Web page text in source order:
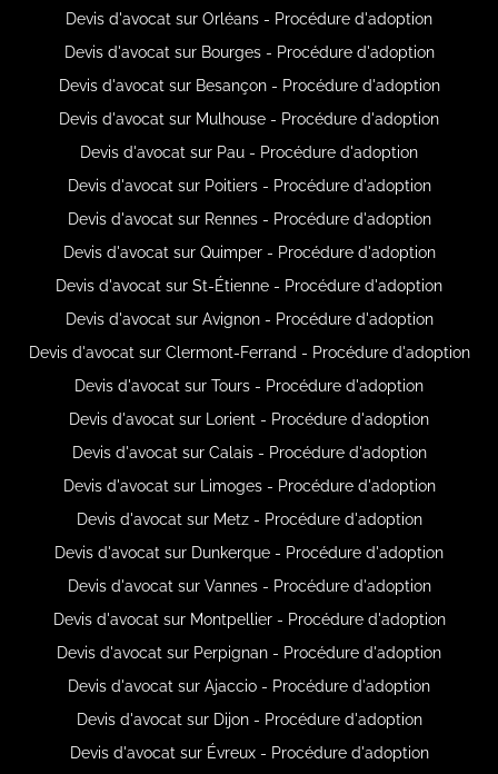
Devis d'avocat sur Orléans - Procédure d'adoption
Devis d'avocat sur Bourges - Procédure d'adoption
Devis d'avocat sur Besançon - Procédure d'adoption
Devis d'avocat sur Mulhouse - Procédure d'adoption
Devis d'avocat sur Pau - Procédure d'adoption
Devis d'avocat sur Poitiers - Procédure d'adoption
Devis d'avocat sur Rennes - Procédure d'adoption
Devis d'avocat sur Quimper - Procédure d'adoption
Devis d'avocat sur St-Étienne - Procédure d'adoption
Devis d'avocat sur Avignon - Procédure d'adoption
Devis d'avocat sur Clermont-Ferrand - Procédure d'adoption
Devis d'avocat sur Tours - Procédure d'adoption
Devis d'avocat sur Lorient - Procédure d'adoption
Devis d'avocat sur Calais - Procédure d'adoption
Devis d'avocat sur Limoges - Procédure d'adoption
Devis d'avocat sur Metz - Procédure d'adoption
Devis d'avocat sur Dunkerque - Procédure d'adoption
Devis d'avocat sur Vannes - Procédure d'adoption
Devis d'avocat sur Montpellier - Procédure d'adoption
Devis d'avocat sur Perpignan - Procédure d'adoption
Devis d'avocat sur Ajaccio - Procédure d'adoption
Devis d'avocat sur Dijon - Procédure d'adoption
Devis d'avocat sur Évreux - Procédure d'adoption